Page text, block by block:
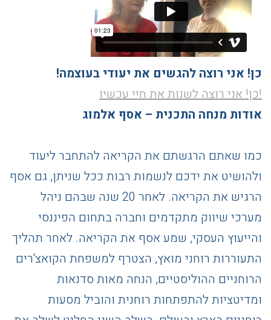
כן! אני רוצה להגשים את יעודי בעוצמה!
!כן! אני רוצה לשנות את חיי עכשיו
אודות מנחה התכנית – אסף אלמוג
כמו שאתם הרגשתם את הקריאה להתחבר ליעוד
ולהושיט את ידכם לנשמות רבות ככל שניתן, גם אסף
הרגיש את הקריאה. לאחר 20 שנה שבהם ניהל
מערכי שיווק מתקדמים וחברה בתחום הפיננסי
והייעוץ העסקי, שמע אסף את הקריאה. לאחר תהליך
התעוררות רוחני מואץ, הצטרף למשפחת הקואצ'רים
הרוחניים ההוליסטיים, הנחה מאות סדנאות
ומדיטציות להתפתחות רוחנית והוביל מסעות